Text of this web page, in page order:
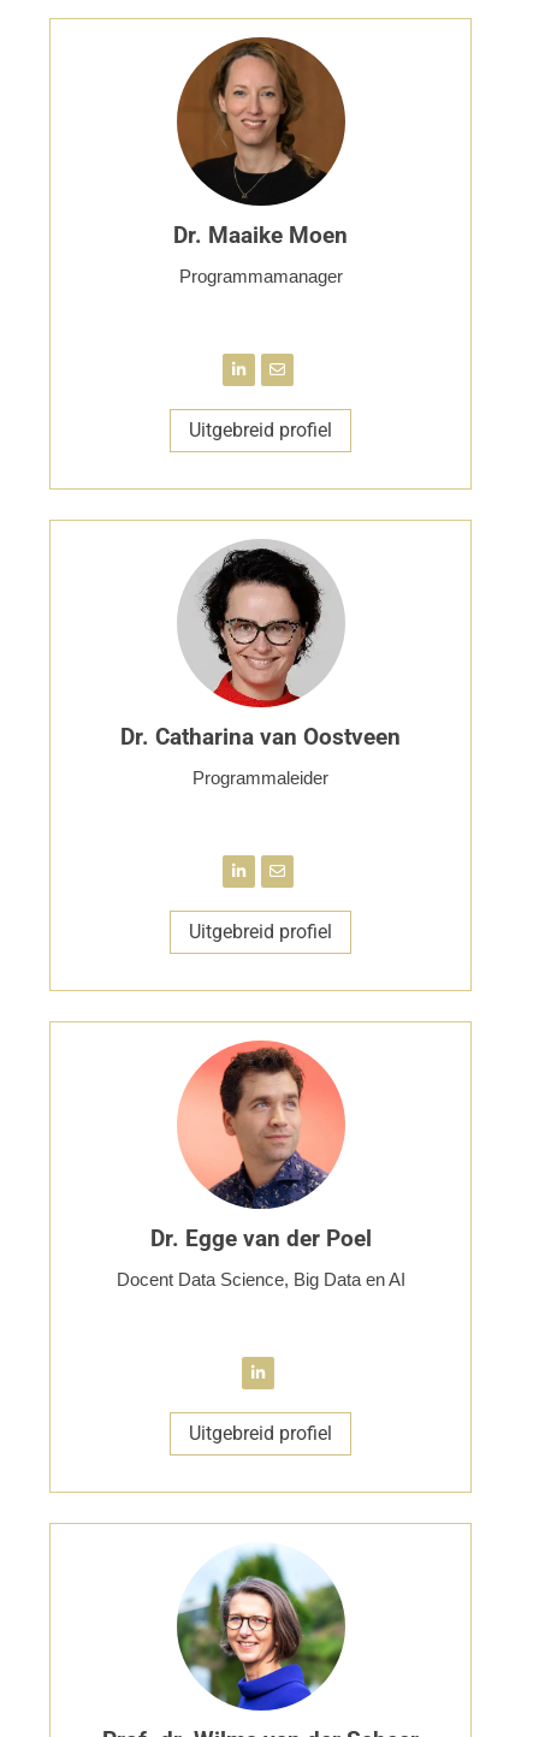
Dr. Maaike Moen
Programmamanager
Uitgebreid profiel
Dr. Catharina van Oostveen
Programmaleider
Uitgebreid profiel
Dr. Egge van der Poel
Docent Data Science, Big Data en AI
Uitgebreid profiel